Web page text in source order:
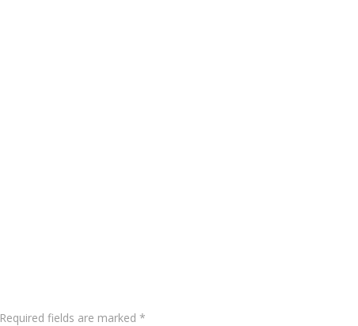
Required fields are marked *